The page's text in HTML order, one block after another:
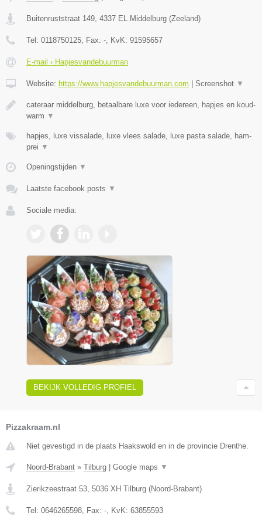
Buitenruststraat 149, 4337 EL Middelburg (Zeeland)
Tel: 0118750125, Fax: -, KvK: 91595657
E-mail › Hapjesvandebuurman
Website: https://www.hapjesvandebuurman.com Screenshot ▼
cateraar middelburg, betaalbare luxe voor iedereen, hapjes en koud-
warm ▼
hapjes, luxe vissalade, luxe vlees salade, luxe pasta salade, ham-
prei ▼
Openingstijden ▼
Laatste facebook posts ▼
Sociale media:
BEKIJK VOLLEDIG PROFIEL
Pizzakraam.nl
Niet gevestigd in de plaats Haakswold en in de provincie Drenthe.
Noord-Brabant » Tilburg Google maps ▼
Zierikzeestraat 53, 5036 XH Tilburg (Noord-Brabant)
Tel: 0646265598, Fax: -, KvK: 63855593